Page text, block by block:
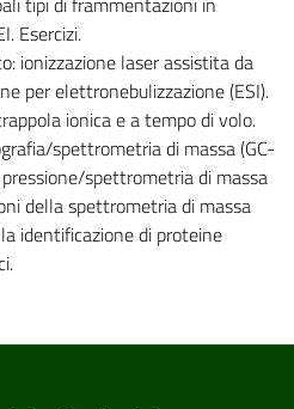
Esercizi.
ionizzazione laser assistita da
per elettronebulizzazione (ESI).
ionica e a tempo di volo.
spettrometria di massa (GC-
spettrometria di massa
della spettrometria di massa
identificazione di proteine